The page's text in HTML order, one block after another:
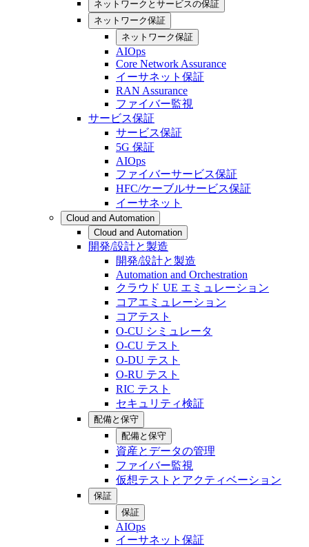
ネットワークとサービスの保証
ネットワーク保証
ネットワーク保証
AIOps
Core Network Assurance
イーサネット保証
RAN Assurance
ファイバー監視
サービス保証
サービス保証
5G 保証
AIOps
ファイバーサービス保証
HFC/ケーブルサービス保証
イーサネット
Cloud and Automation
Cloud and Automation
開発/設計と製造
開発/設計と製造
Automation and Orchestration
クラウド UE エミュレーション
コアエミュレーション
コアテスト
O-CU シミュレータ
O-CU テスト
O-DU テスト
O-RU テスト
RIC テスト
セキュリティ検証
配備と保守
配備と保守
資産とデータの管理
ファイバー監視
仮想テストとアクティベーション
保証
保証
AIOps
イーサネット保証